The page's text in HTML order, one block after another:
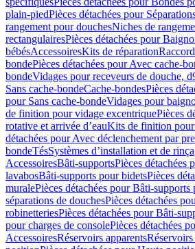
plain-piedPièces détachées pour
rangement pour douchesNiches de
rectangulairesPièces détachées pour
bébésAccessoiresKits de réparation
bondePièces détachées pour Avec cache-
bondeVidages pour receveurs de douche,
Sans cache-bondeCache-bondesPièces
pour Sans cache-bondeVidages pour
de finition pour vidage excentriquePièces
rotative et arrivée d’eauKits de finition pour
détachées pour Avec déclenchement par
bondeTésSystèmes d’installation et de
AccessoiresBâti-supportsPièces détachées
lavabosBâti-supports pour bidetsPièces
muralePièces détachées pour Bâti-
séparations de douchesPièces détachées
robinetteriesPièces détachées pour Bâti-
pour charges de consolePièces détachées
AccessoiresRéservoirs apparents